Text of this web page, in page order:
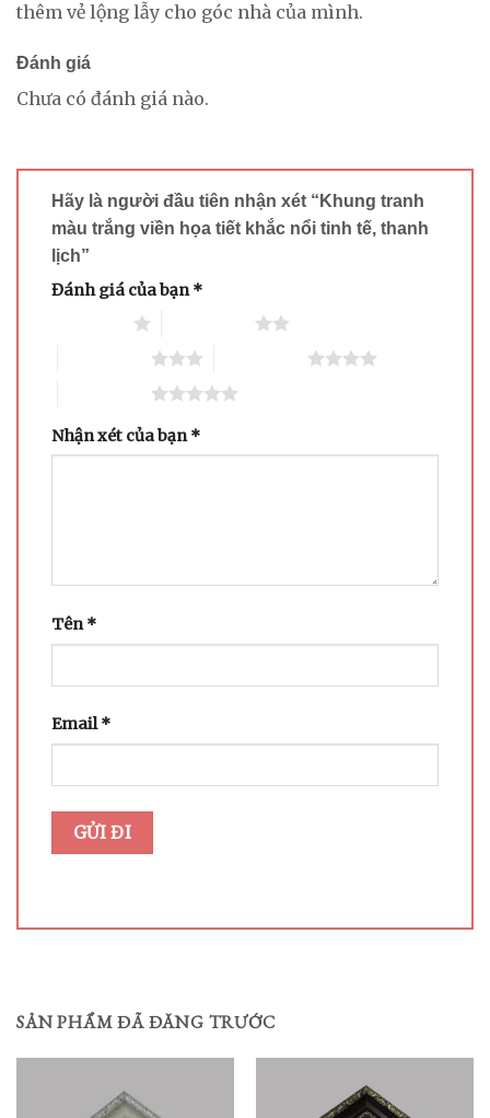
thêm vẻ lộng lẫy cho góc nhà của mình.
Đánh giá
Chưa có đánh giá nào.
Hãy là người đầu tiên nhận xét “Khung tranh
màu trắng viền họa tiết khắc nổi tinh tế, thanh
lịch”
Đánh giá của bạn*
Nhận xét của bạn*
Tên*
Email*
SẢN PHẨM ĐÃ ĐĂNG TRƯỚC